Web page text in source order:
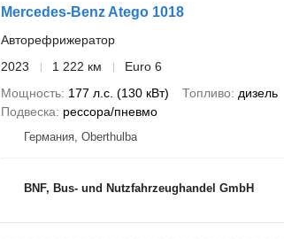
Mercedes-Benz Atego 1018
Авторефрижератор
2023
1 222 км
Euro 6
Мощность 177 л.с. (130 кВт) Топливо дизель
Подвеска
рессора/пневмо
Германия, Oberthulba
BNF, Bus- und Nutzfahrzeughandel GmbH